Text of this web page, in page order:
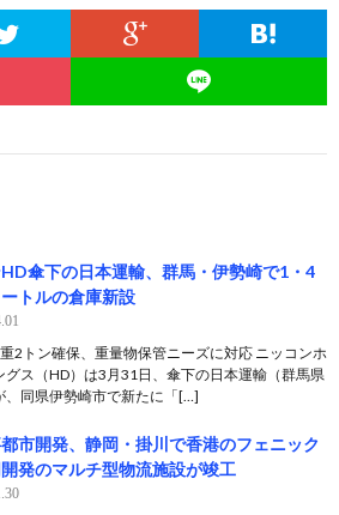
傘下の日本運輸、群馬・伊勢崎で1・4
トルの倉庫新設
2トン確保、重量物保管ニーズに対応 ニッコンホ
グス（HD）は3月31日、傘下の日本運輸（群馬県
、同県伊勢崎市で新たに「[…]
市開発、静岡・掛川で香港のフェニック
発のマルチ型物流施設が竣工